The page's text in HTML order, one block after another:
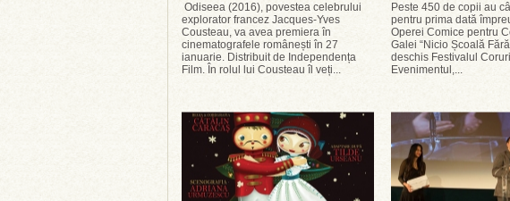
Odiseea (2016), povestea celebrului
explorator francez Jacques-Yves
Cousteau, va avea premiera în
cinematografele românești în 27
ianuarie. Distribuit de Independența
Film. În rolul lui Cousteau îl veți...
Peste 450 de copii au
pentru prima dată
Operei Comice pentru
Galei “Nicio Școală
deschis Festivalul
Evenimentul,...